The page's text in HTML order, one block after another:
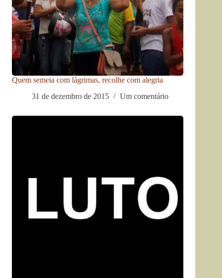
Quem semeia com lágrimas, recolhe com alegria
31 de dezembro de 2015
Um comentário